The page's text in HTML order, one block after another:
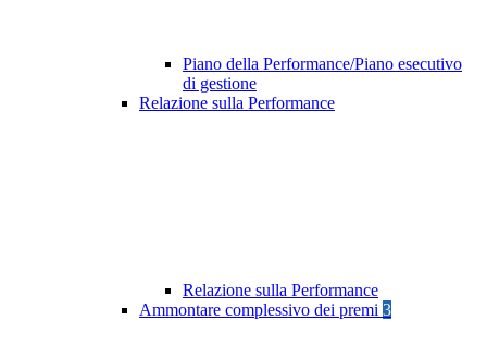
Piano della Performance/Piano esecutivo
di gestione
Relazione sulla Performance
Relazione sulla Performance
Ammontare complessivo dei premi 3